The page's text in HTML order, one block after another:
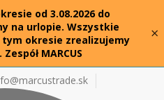
od 3.08.2026 do
na urlopie. Wszystkie
tym okresie zrealizujemy
MARCUS
×